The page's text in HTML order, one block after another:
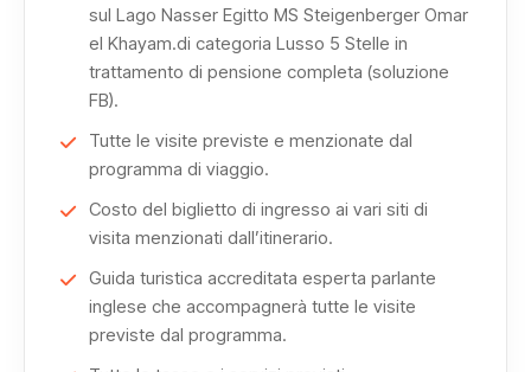
ricco di mistero e storia, e ai templi di Wadi el Seboua,
incluso il tempio di Dakka e quello di Meharakka, veri
gioielli archeologici che raccontano la vita religiosa
Il viaggio prosegue verso Assuan, con il suo suggestivo
paesaggio fluviale, e l’aeroporto di Assuan, punto di
partenza ideale per raggiungere il lago.
Non perdere la visita altempio di Kalabsha, splendido
esempio dell’arte faraonica, e naturalmente la possibilità
sul Lago Nasser Egitto MS Steigenberger Omar
el Khayam.di categoria Lusso 5 Stelle in
trattamento di pensione completa (soluzione
FB).
Tutte le visite previste e menzionate dal
programma di viaggio.
Costo del biglietto di ingresso ai vari siti di
visita menzionati dall’itinerario.
Guida turistica accreditata esperta parlante
inglese che accompagnerà tutte le visite
previste dal programma.